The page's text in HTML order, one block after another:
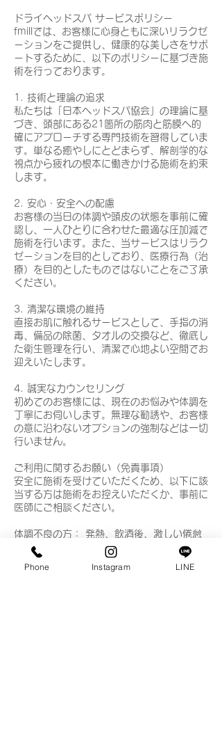
ドライヘッドスパ サービスポリシー
fmillでは、お客様に心身ともに深いリラクゼ
ーションをご提供し、健康的な美しさをサポ
ートするために、以下のポリシーに基づき施
術を行っております。
1. 技術と理論の追求
私たちは「日本ヘッドスパ協会」の理論に基
づき、頭部にある21箇所の筋肉と筋膜へ的
確にアプローチする専門技術を習得していま
す。単なる癒やしにとどまらず、解剖学的な
視点から疲れの根本に働きかける施術を約束
します。
2. 安心・安全への配慮
お客様の当日の体調や頭皮の状態を事前に確
認し、一人ひとりに合わせた最適な圧加減で
施術を行います。また、当サービスはリラク
ゼーションを目的としており、医療行為（治
療）を目的としたものではないことをご了承
ください。
3. 清潔な環境の維持
直接お肌に触れるサービスとして、手指の消
毒、備品の除菌、タオルの交換など、徹底し
た衛生管理を行い、清潔で心地よい空間でお
迎えいたします。
4. 誠実なカウンセリング
初めてのお客様には、現在のお悩みや体調を
丁寧にお伺いします。無理な勧誘や、お客様
の意に沿わないオプションの強制などは一切
行いません。
ご利用に関するお願い（免責事項）
安全に施術を受けていただくため、以下に該
当する方は施術をお控えいただくか、事前に
医師にご相談ください。
体調不良の方： 発熱、飲酒後、激しい倦怠
感がある場合。
怪我・疾患のある方： 頭部・首・顔に炎症
Phone Instagram LINE